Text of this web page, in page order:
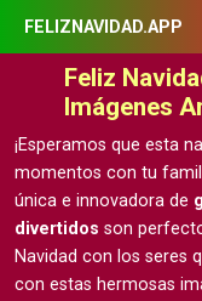
FELIZNAVIDAD.APP
Feliz
Imágenes
¡Esperamos que esta
momentos con tu
única e innovadora de
divertidos son
Navidad con los seres
con estas hermosas